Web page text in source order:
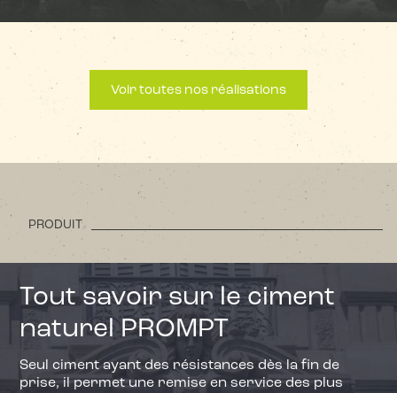
Voir toutes nos réalisations
PRODUIT
Tout savoir sur le ciment
naturel PROMPT
Seul ciment ayant des résistances dès la fin de
prise, il permet une remise en service des plus